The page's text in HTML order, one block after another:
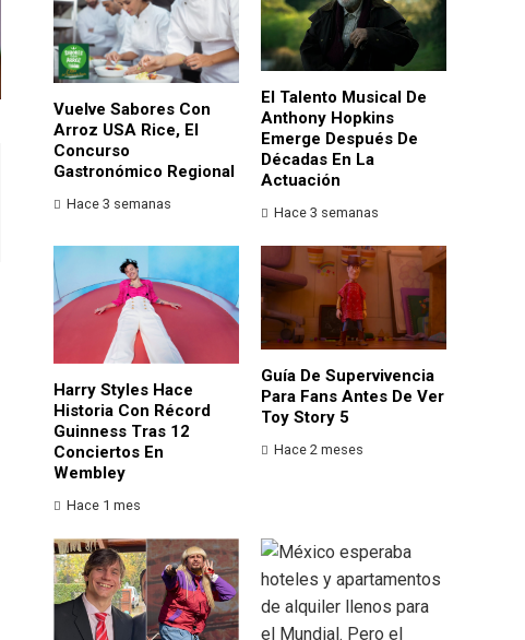
Vuelve Sabores Con
Arroz USA Rice, El
Concurso
Gastronómico Regional
Hace 3 semanas
El Talento Musical De
Anthony Hopkins
Emerge Después De
Décadas En La
Actuación
Hace 3 semanas
Harry Styles Hace
Historia Con Récord
Guinness Tras 12
Conciertos En
Wembley
Hace 1 mes
Guía De Supervivencia
Para Fans Antes De Ver
Toy Story 5
Hace 2 meses